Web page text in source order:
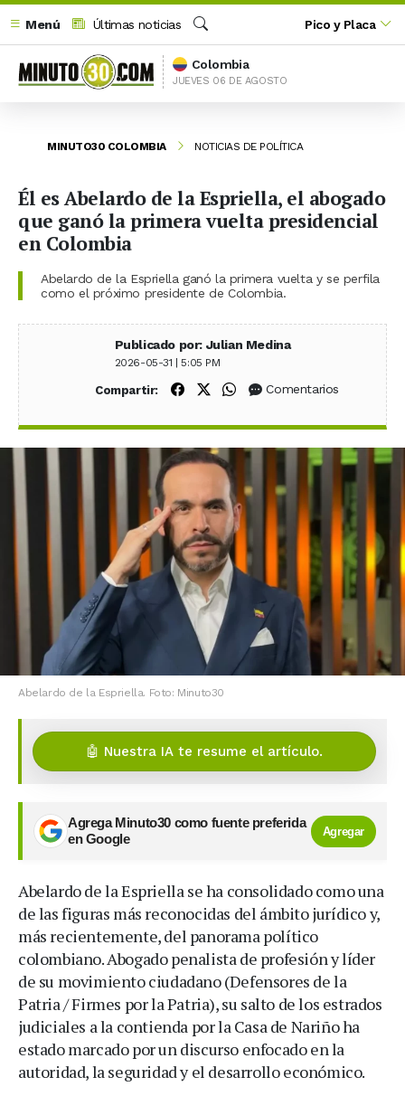
Menú
Últimas noticias
Buscar
Pico y Placa
Colombia
JUEVES 06 DE AGOSTO
MINUTO30 COLOMBIA NOTICIAS DE POLÍTICA
Él es Abelardo de la Espriella, el abogado
que ganó la primera vuelta presidencial
en Colombia
Abelardo de la Espriella ganó la primera vuelta y se perfila
como el próximo presidente de Colombia.
Publicado por: Julian Medina
2026-05-31 | 5:05 PM
Compartir: Compartir en Facebook
Compartir en X (Twitter)
Compartir en WhatsApp
Comentarios
Abelardo de la Espriella. Foto: Minuto30
🤖 Nuestra IA te resume el artículo.
Agrega Minuto30 como fuente preferida
en Google
Agregar
Abelardo de la Espriella se ha consolidado como una
de las figuras más reconocidas del ámbito jurídico y,
más recientemente, del panorama político
colombiano. Abogado penalista de profesión y líder
de su movimiento ciudadano (Defensores de la
Patria / Firmes por la Patria), su salto de los estrados
judiciales a la contienda por la Casa de Nariño ha
estado marcado por un discurso enfocado en la
autoridad, la seguridad y el desarrollo económico.